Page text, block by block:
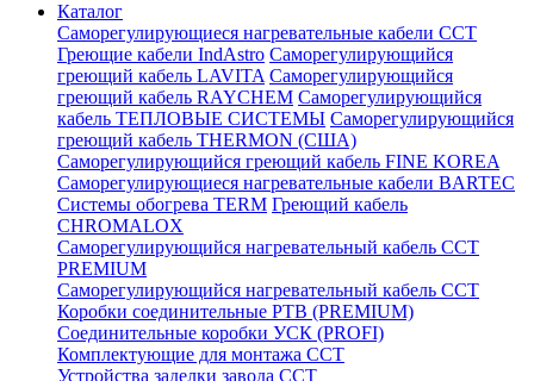
Каталог
Саморегулирующиеся нагревательные кабели ССТ
Греющие кабели IndAstro Саморегулирующийся
греющий кабель LAVITA Саморегулирующийся
греющий кабель RAYCHEM Саморегулирующийся
кабель ТЕПЛОВЫЕ СИСТЕМЫ Саморегулирующийся
греющий кабель THERMON (США)
Саморегулирующийся греющий кабель FINE KOREA
Саморегулирующиеся нагревательные кабели BARTEC
Системы обогрева TERM Греющий кабель
CHROMALOX
Саморегулирующийся нагревательный кабель ССТ
PREMIUM
Саморегулирующийся нагревательный кабель ССТ
Коробки соединительные РТВ (PREMIUM)
Соединительные коробки УСК (PROFI)
Комплектующие для монтажа ССТ
Устройства заделки завода ССТ